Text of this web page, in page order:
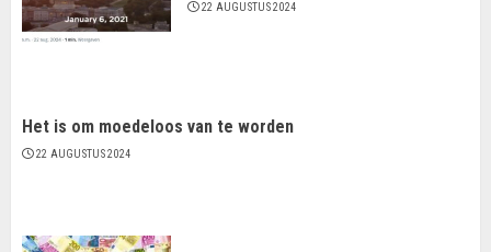
22 AUGUSTUS 2024
Het is om moedeloos van te worden
22 AUGUSTUS 2024